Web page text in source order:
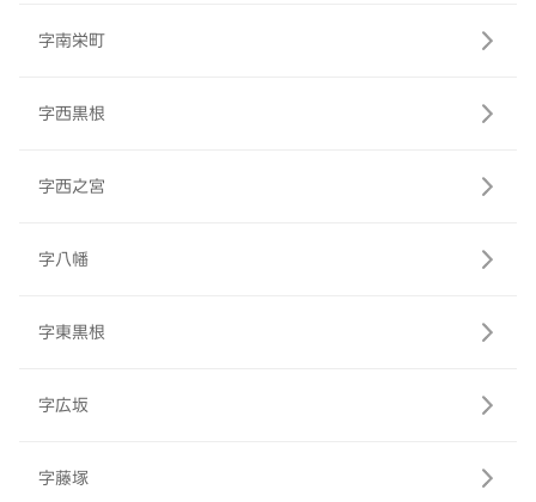
字南栄町
字西黒根
字西之宮
字八幡
字東黒根
字広坂
字藤塚